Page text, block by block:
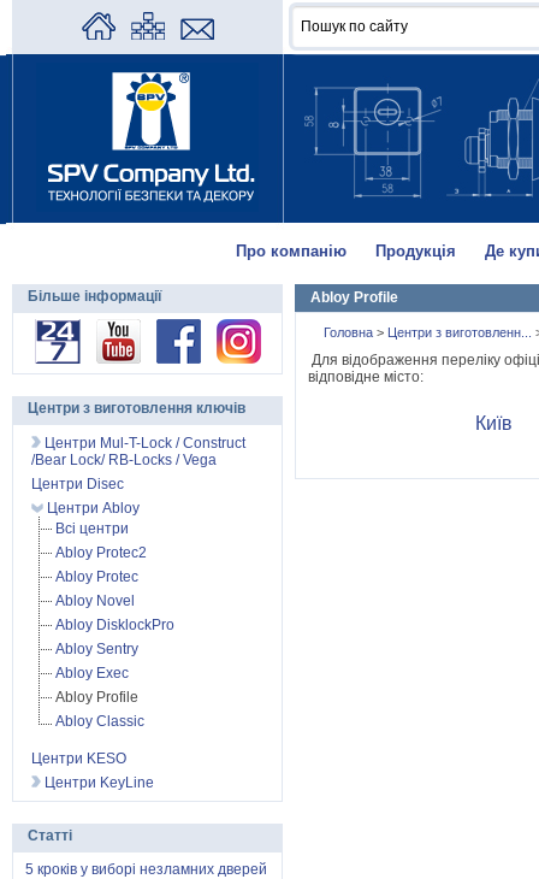
Про компанію Продукція Де
Abloy Profile
Головна > Центри з виготовленн...
Для відображення переліку
відповідне місто:
Київ
Більше інформації
Центри з виготовлення ключів
Центри Mul-T-Lock / Construct
/Bear Lock/ RB-Locks / Vega
Центри Disec
Центри Abloy
Всі центри
Abloy Protec2
Abloy Protec
Abloy Novel
Abloy DisklockPro
Abloy Sentry
Abloy Exec
Abloy Profile
Abloy Classic
Центри KESO
Центри KeyLine
Статті
5 кроків у виборі незламних дверей